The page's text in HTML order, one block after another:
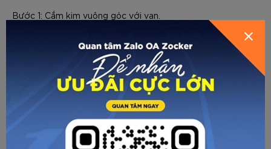
Bước 1: Cắm kim vuông góc với van.
Bước 2: Lưu ý cần bơm bóng từ từ, không được bơm đẩy
khí nhanh đột ngột dễ gây méo bóng, rạn bóng. Vừa bơm
vừa nắn xoay đều quả bóng. Không nên bơm bóng quá
căng ngay lần đầu, sẽ gây nặng bóng, quỹ đạo bóng không
Bước 3: Sử dụng đồng hồ đo áp suất để kiểm tra, áp suất
khí phù hợp nhất với bóng Zocker là từ 0,65 - 0,7.
Trong trường hợp không có đồng hồ, bơm từ từ đến khi ấn
HƯỚNG DẪN CHỌN SIZE
GỬI THÔNG TIN ĐỂ ZOCKER TƯ
VẤN CHO BẠN